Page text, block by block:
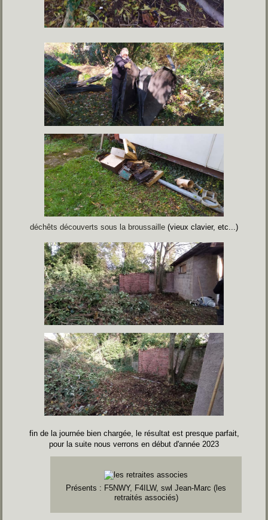
déchêts découverts sous la broussaille (vieux clavier, etc...)
fin de la journée bien chargée, le résultat est presque parfait,
pour la suite nous verrons en début d'année 2023
Présents : F5NWY, F4ILW, swl Jean-Marc (les
retraités associés)